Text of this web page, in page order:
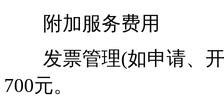
附加服务费用
发票管理(如申请、开
700元。